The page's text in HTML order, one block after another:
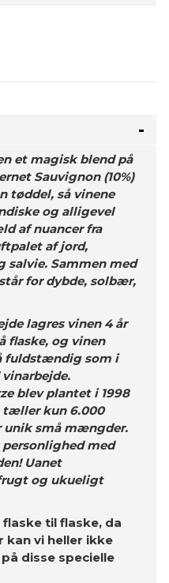
et magisk blend på
Sauvignon (10%)
tøddel, så vinene
og alligevel
af nuancer fra
af jord,
salvie. Sammen med
for dybde, solbær,
lagres vinen 4 år
flaske, og vinen
fuldstændig som i
blev plantet i 1998
kun 6.000
unik små mængder.
med
Uanet
og ukueligt
til flaske, da
vi heller ikke
disse specielle